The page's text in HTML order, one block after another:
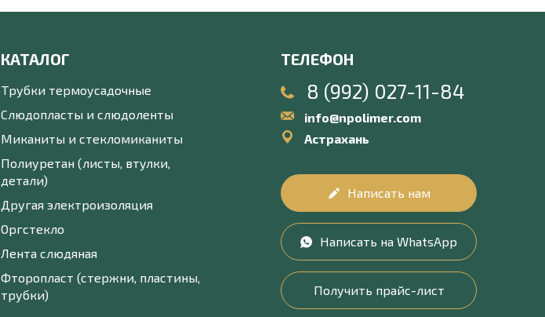
КАТАЛОГ
Трубки термоусадочные
Слюдопласты и слюдоленты
Миканиты и стекломиканиты
Полиуретан (листы, втулки,
детали)
Другая электроизоляция
Оргстекло
Лента слюдяная
Фторопласт (стержни, пластины,
трубки)
ТЕЛЕФОН
8 (992) 027-11-84
info@npolimer.com
Астрахань
Написать нам
Написать на WhatsApp
Получить прайс-лист